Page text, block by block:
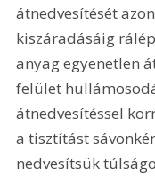
átnedvesítését
kiszáradásáig
anyag egyenetlen
felület
átnedvesítéssel
a tisztítást
nedvesítsük